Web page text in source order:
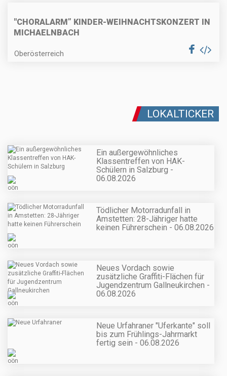
"CHORALARM” KINDER-WEIHNACHTSKONZERT IN
MICHAELNBACH
Oberösterreich
LOKALTICKER
Ein außergewöhnliches
Klassentreffen von HAK-
Schülern in Salzburg -
06.08.2026
Tödlicher Motorradunfall in
Amstetten: 28-Jähriger hatte
keinen Führerschein - 06.08.2026
Neues Vordach sowie
zusätzliche Graffiti-Flächen für
Jugendzentrum Gallneukirchen -
06.08.2026
Neue Urfahraner "Uferkante" soll
bis zum Frühlings-Jahrmarkt
fertig sein - 06.08.2026